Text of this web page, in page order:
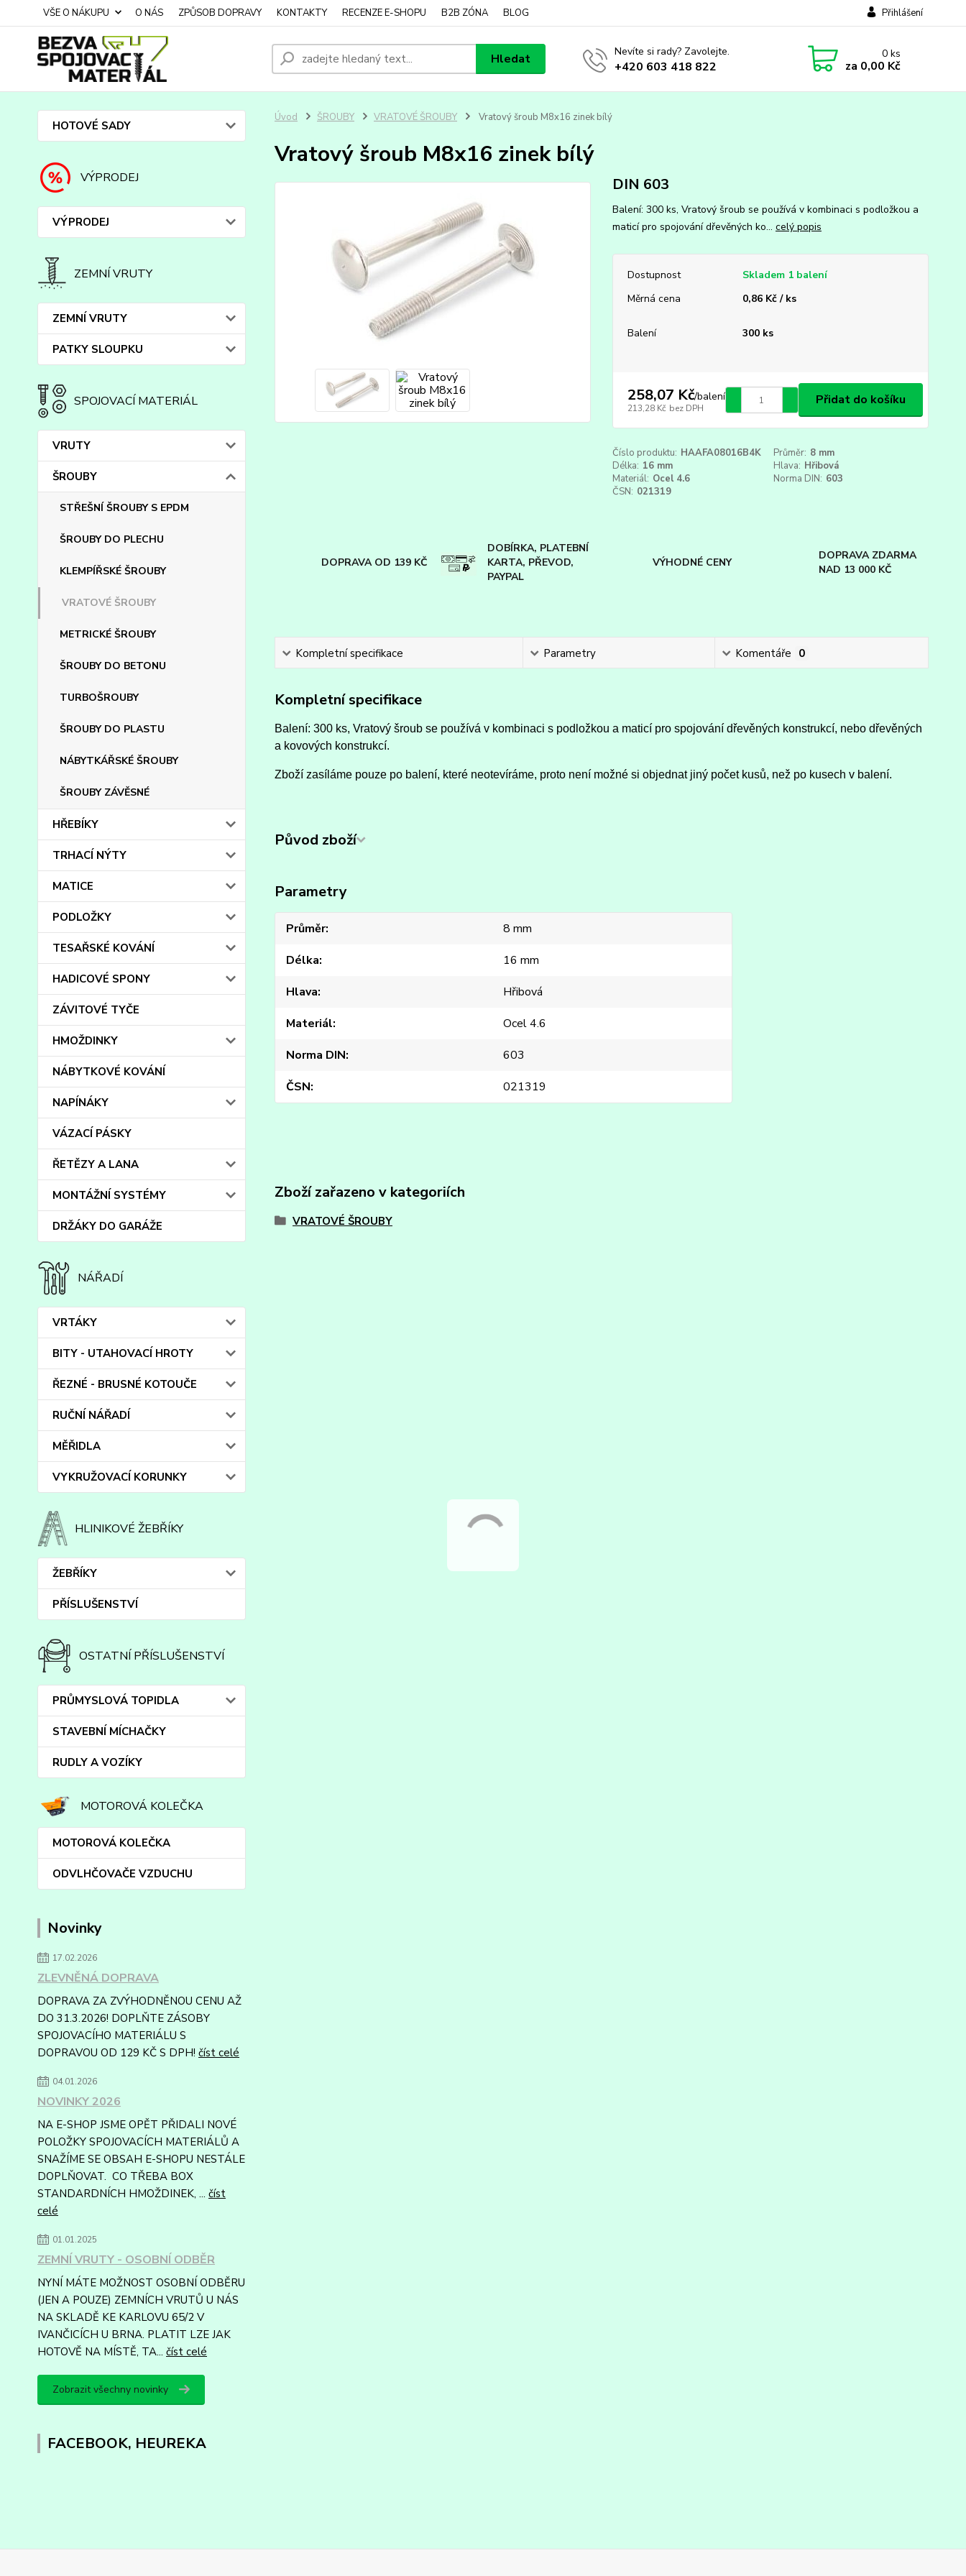
VŠE O NÁKUPU O NÁS ZPŮSOB DOPRAVY KONTAKTY RECENZE E-SHOPU B2B ZÓNA BLOG Přihlášení
Hledat Nevíte si rady? Zavolejte.
+420 603 418 822
0ks
za 0,00 Kč
HOTOVÉ SADY
VÝPRODEJ
VÝPRODEJ
ZEMNÍ VRUTY
ZEMNÍ VRUTY
PATKY SLOUPKU
SPOJOVACÍ MATERIÁL
VRUTY
ŠROUBY
STŘEŠNÍ ŠROUBY S EPDM
ŠROUBY DO PLECHU
KLEMPÍŘSKÉ ŠROUBY
VRATOVÉ ŠROUBY
METRICKÉ ŠROUBY
ŠROUBY DO BETONU
TURBOŠROUBY
ŠROUBY DO PLASTU
NÁBYTKÁŘSKÉ ŠROUBY
ŠROUBY ZÁVĚSNÉ
HŘEBÍKY
TRHACÍ NÝTY
MATICE
PODLOŽKY
TESAŘSKÉ KOVÁNÍ
HADICOVÉ SPONY
ZÁVITOVÉ TYČE
HMOŽDINKY
NÁBYTKOVÉ KOVÁNÍ
NAPÍNÁKY
VÁZACÍ PÁSKY
ŘETĚZY A LANA
MONTÁŽNÍ SYSTÉMY
DRŽÁKY DO GARÁŽE
NÁŘADÍ
VRTÁKY
BITY - UTAHOVACÍ HROTY
ŘEZNÉ - BRUSNÉ KOTOUČE
RUČNÍ NÁŘADÍ
MĚŘIDLA
VYKRUŽOVACÍ KORUNKY
HLINIKOVÉ ŽEBŘÍKY
ŽEBŘÍKY
PŘÍSLUŠENSTVÍ
OSTATNÍ PŘÍSLUŠENSTVÍ
PRŮMYSLOVÁ TOPIDLA
STAVEBNÍ MÍCHAČKY
RUDLY A VOZÍKY
MOTOROVÁ KOLEČKA
MOTOROVÁ KOLEČKA
ODVLHČOVAČE VZDUCHU
Novinky
17.02.2026
ZLEVNĚNÁ DOPRAVA
DOPRAVA ZA ZVÝHODNĚNOU CENU AŽ
DO 31.3.2026! DOPLŇTE ZÁSOBY
SPOJOVACÍHO MATERIÁLU S
DOPRAVOU OD 129 KČ S DPH! číst celé
04.01.2026
NOVINKY 2026
NA E-SHOP JSME OPĚT PŘIDALI NOVÉ
POLOŽKY SPOJOVACÍCH MATERIÁLŮ A
SNAŽÍME SE OBSAH E-SHOPU NESTÁLE
DOPLŇOVAT. CO TŘEBA BOX
STANDARDNÍCH HMOŽDINEK, ... číst
celé
01.01.2025
ZEMNÍ VRUTY - OSOBNÍ ODBĚR
NYNÍ MÁTE MOŽNOST OSOBNÍ ODBĚRU
(JEN A POUZE) ZEMNÍCH VRUTŮ U NÁS
NA SKLADĚ KE KARLOVU 65/2 V
IVANČICÍCH U BRNA. PLATIT LZE JAK
HOTOVĚ NA MÍSTĚ, TA... číst celé
Zobrazit všechny novinky
FACEBOOK, HEUREKA
Úvod ŠROUBY VRATOVÉ ŠROUBY Vratový šroub M8x16 zinek bílý
Vratový šroub M8x16 zinek bílý
DIN 603
Balení: 300 ks, Vratový šroub se používá v kombinaci s podložkou a
maticí pro spojování dřevěných ko... celý popis
Dostupnost
Skladem 1 balení
Měrná cena
0,86 Kč / ks
Balení 300 ks
258,07 Kč/balení
213,28 Kč bez DPH
Přidat do košíku
Číslo produktu: HAAFA08016B4K Průměr: 8 mm
Délka: 16 mm Hlava: Hřibová
Materiál: Ocel 4.6 Norma DIN: 603
ČSN: 021319
DOPRAVA OD 139 KČ
DOBÍRKA, PLATEBNÍ
KARTA, PŘEVOD,
PAYPAL
VÝHODNÉ CENY
DOPRAVA ZDARMA
NAD 13 000 KČ
Kompletní specifikace Parametry Komentáře 0
Kompletní specifikace
Balení: 300 ks, Vratový šroub se používá v kombinaci s podložkou a maticí pro spojování dřevěných konstrukcí, nebo dřevěných
a kovových konstrukcí.
Zboží zasíláme pouze po balení, které neotevíráme, proto není možné si objednat jiný počet kusů, než po kusech v balení.
Původ zboží
Parametry
Průměr
8 mm
Délka
16 mm
Hlava
Hřibová
Materiál
Ocel 4.6
Norma DIN
603
ČSN
021319
Zboží zařazeno v kategoriích
VRATOVÉ ŠROUBY